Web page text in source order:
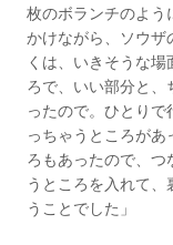
枚のボランチのよう
かけながら、ソウザ
くは、いきそうな
ろで、いい部分と
ったので。ひとり
っちゃうところが
ろもあったので、
うところを入れて
うことでした」